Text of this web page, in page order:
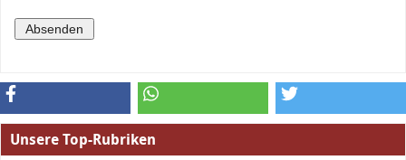
Unsere Top-Rubriken